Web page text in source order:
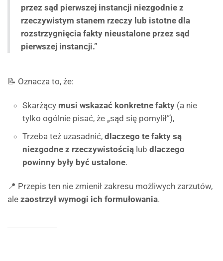
przez sąd pierwszej instancji niezgodnie z
rzeczywistym stanem rzeczy lub istotne dla
rozstrzygnięcia fakty nieustalone przez sąd
pierwszej instancji.”
📝 Oznacza to, że:
Skarżący musi wskazać konkretne fakty (a nie
tylko ogólnie pisać, że „sąd się pomylił”),
Trzeba też uzasadnić, dlaczego te fakty są
niezgodne z rzeczywistością lub dlaczego
powinny były być ustalone.
📍 Przepis ten nie zmienił zakresu możliwych zarzutów,
ale zaostrzył wymogi ich formułowania.